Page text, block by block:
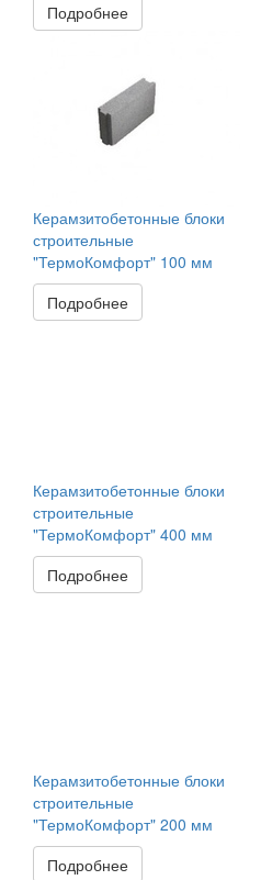
Подробнее
Керамзитобетонные блоки
строительные
"ТермоКомфорт" 100 мм
Подробнее
Керамзитобетонные блоки
строительные
"ТермоКомфорт" 400 мм
Подробнее
Керамзитобетонные блоки
строительные
"ТермоКомфорт" 200 мм
Подробнее